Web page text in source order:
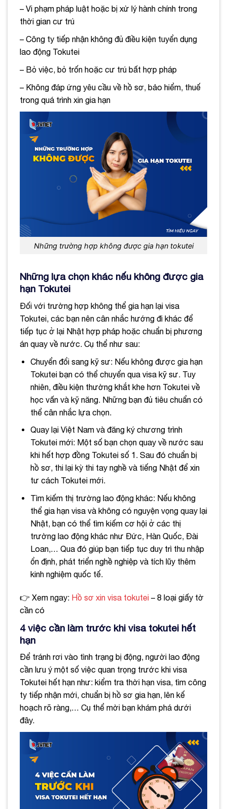
– Vi phạm pháp luật hoặc bị xử lý hành chính trong
thời gian cư trú
– Công ty tiếp nhận không đủ điều kiện tuyển dụng
lao động Tokutei
– Bỏ việc, bỏ trốn hoặc cư trú bất hợp pháp
– Không đáp ứng yêu cầu về hồ sơ, bảo hiểm, thuế
trong quá trình xin gia hạn
Những trường hợp không được gia hạn tokutei
Những lựa chọn khác nếu không được gia
hạn Tokutei
Đối với trường hợp không thể gia hạn lại visa
Tokutei, các bạn nên cân nhắc hướng đi khác để
tiếp tục ở lại Nhật hợp pháp hoặc chuẩn bị phương
án quay về nước. Cụ thể như sau:
Chuyển đổi sang kỹ sư: Nếu không được gia hạn
Tokutei bạn có thể chuyển qua visa kỹ sư. Tuy
nhiên, điều kiện thường khắt khe hơn Tokutei về
học vấn và kỹ năng. Những bạn đủ tiêu chuẩn có
thể cân nhắc lựa chọn.
Quay lại Việt Nam và đăng ký chương trình
Tokutei mới: Một số bạn chọn quay về nước sau
khi hết hợp đồng Tokutei số 1. Sau đó chuẩn bị
hồ sơ, thi lại kỳ thi tay nghề và tiếng Nhật để xin
tư cách Tokutei mới.
Tìm kiếm thị trường lao động khác: Nếu không
thể gia hạn visa và không có nguyện vọng quay lại
Nhật, bạn có thể tìm kiếm cơ hội ở các thị
trường lao động khác như Đức, Hàn Quốc, Đài
Loan,… Qua đó giúp bạn tiếp tục duy trì thu nhập
ổn định, phát triển nghề nghiệp và tích lũy thêm
kinh nghiệm quốc tế.
👉 Xem ngay: Hồ sơ xin visa tokutei – 8 loại giấy tờ
cần có
4 việc cần làm trước khi visa tokutei hết
hạn
Để tránh rơi vào tình trạng bị động, người lao động
cần lưu ý một số việc quan trọng trước khi visa
Tokutei hết hạn như: kiểm tra thời hạn visa, tìm công
ty tiếp nhận mới, chuẩn bị hồ sơ gia hạn, lên kế
hoạch rõ ràng,… Cụ thể mời bạn khám phá dưới
đây.